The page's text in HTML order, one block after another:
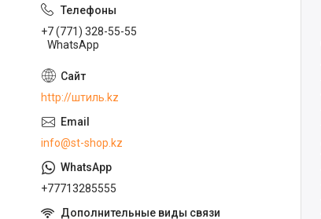
+7 (771) 328-55-55
WhatsApp
http://штиль.kz
info@st-shop.kz
+77713285555